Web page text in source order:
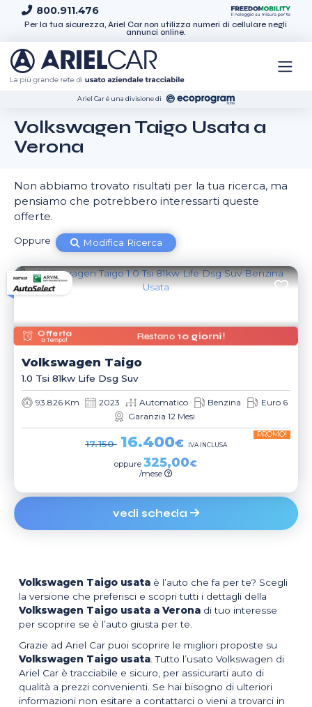
Skip to content
800.911.476
Per la tua sicurezza, Ariel Car non utilizza numeri di cellulare negli
annunci online.
Ariel Car é una divisione di
Volkswagen Taigo Usata a
Verona
Non abbiamo trovato risultati per la tua ricerca, ma
pensiamo che potrebbero interessarti queste
offerte.
Oppure Modifica Ricerca
Offerta
a Tempo! Restano10 giorni
Volkswagen Taigo
1.0 Tsi 81kw Life Dsg Suv
93.826 Km 2023 Automatico Benzina
Euro 6
Garanzia 12 Mesi
17.150 16.400€
PROMO!
IVA INCLUSA
oppure325,00€
/mese
vedi scheda
Volkswagen Taigo usata è l’auto che fa per te? Scegli
la versione che preferisci e scopri tutti i dettagli della
Volkswagen Taigo usata a Verona di tuo interesse
per scoprire se è l’auto giusta per te.
Grazie ad Ariel Car puoi scoprire le migliori proposte su
Volkswagen Taigo usata . Tutto l’usato Volkswagen di
Ariel Car è tracciabile e sicuro, per assicurarti auto di
qualità a prezzi convenienti. Se hai bisogno di ulteriori
informazioni non esitare a contattarci o vieni a trovarci in